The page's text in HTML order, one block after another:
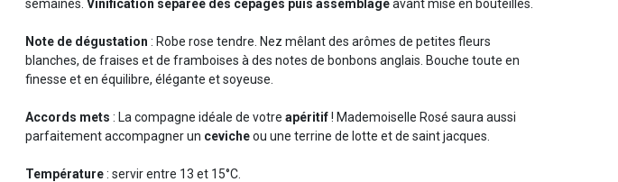
semaines. Vinification séparée des cépages puis assemblageavant mise en bouteilles.
Note de dégustation : Robe rose tendre. Nez mêlant des arômes de petites fleurs
blanches, de fraises et de framboises à des notes de bonbons anglais. Bouche toute en
finesse et en équilibre, élégante et soyeuse.
Accords mets : La compagne idéale de votre apéritif! Mademoiselle Rosé saura aussi
parfaitement accompagner un cevicheou une terrine de lotte et de saint jacques.
Température: servir entre 13 et 15°C.